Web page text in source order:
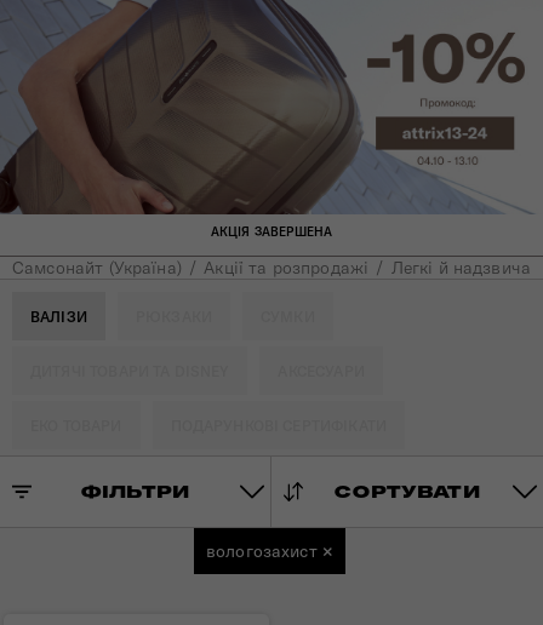
АКЦІЯ ЗАВЕРШЕНА
Самсонайт (Україна) Акції та розпродажі Легкі й
ВАЛІЗИ
ФІЛЬТРИ СОРТУВАТИ
вологозахист ×